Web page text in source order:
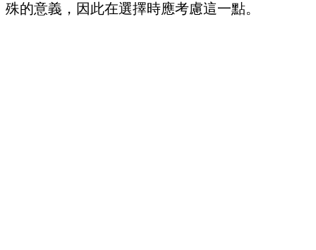
殊的意義，因此在選擇時應考慮這一點。